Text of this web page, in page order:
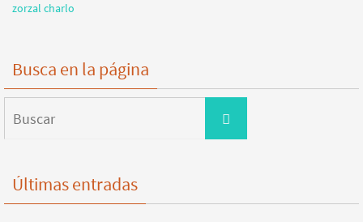
zorzal charlo
Busca en la página
Buscar
Últimas entradas